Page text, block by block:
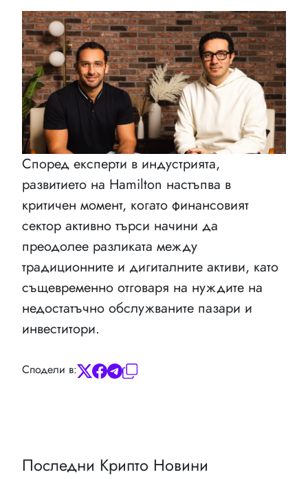
Според експерти в индустрията,
развитието на Hamilton настъпва в
критичен момент, когато финансовият
сектор активно търси начини да
преодолее разликата между
традиционните и дигиталните активи, като
същевременно отговаря на нуждите на
недостатъчно обслужваните пазари и
инвеститори.
Сподели в:
Последни Крипто Новини